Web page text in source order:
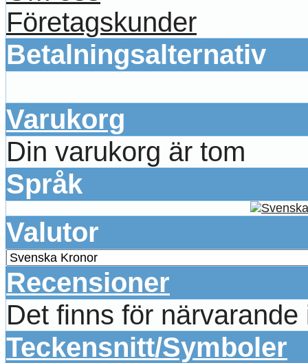
Företagskunder
Betalningsalternativ
Varukorg
Din varukorg är tom
Språk
Valutor
Recensioner
Det finns för
Teckensnitt/Symboler